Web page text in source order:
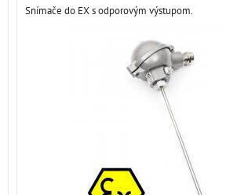
Snímače do EX s odporovým výstupom.